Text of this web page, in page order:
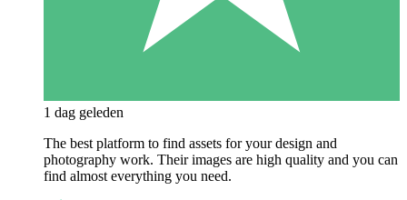
1 dag geleden
The best platform to find assets for your design and
photography work. Their images are high quality and you can
find almost everything you need.